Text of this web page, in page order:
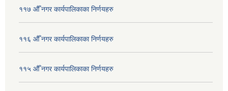
११७ औँ नगर कार्यपालिकाका निर्णयहरु
११६ औँ नगर कार्यपालिकाका निर्णयहरु
११५ औँ नगर कार्यपालिकाका निर्णयहरु